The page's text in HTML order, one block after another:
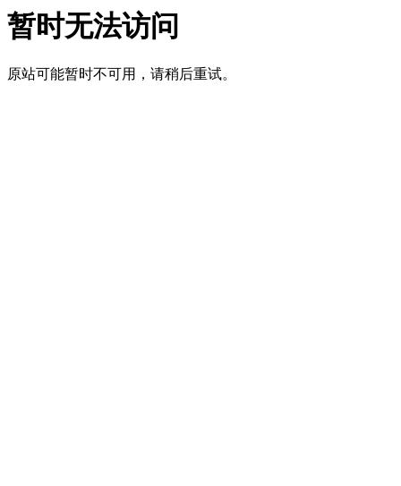
暂时无法访问
原站可能暂时不可用，请稍后重试。